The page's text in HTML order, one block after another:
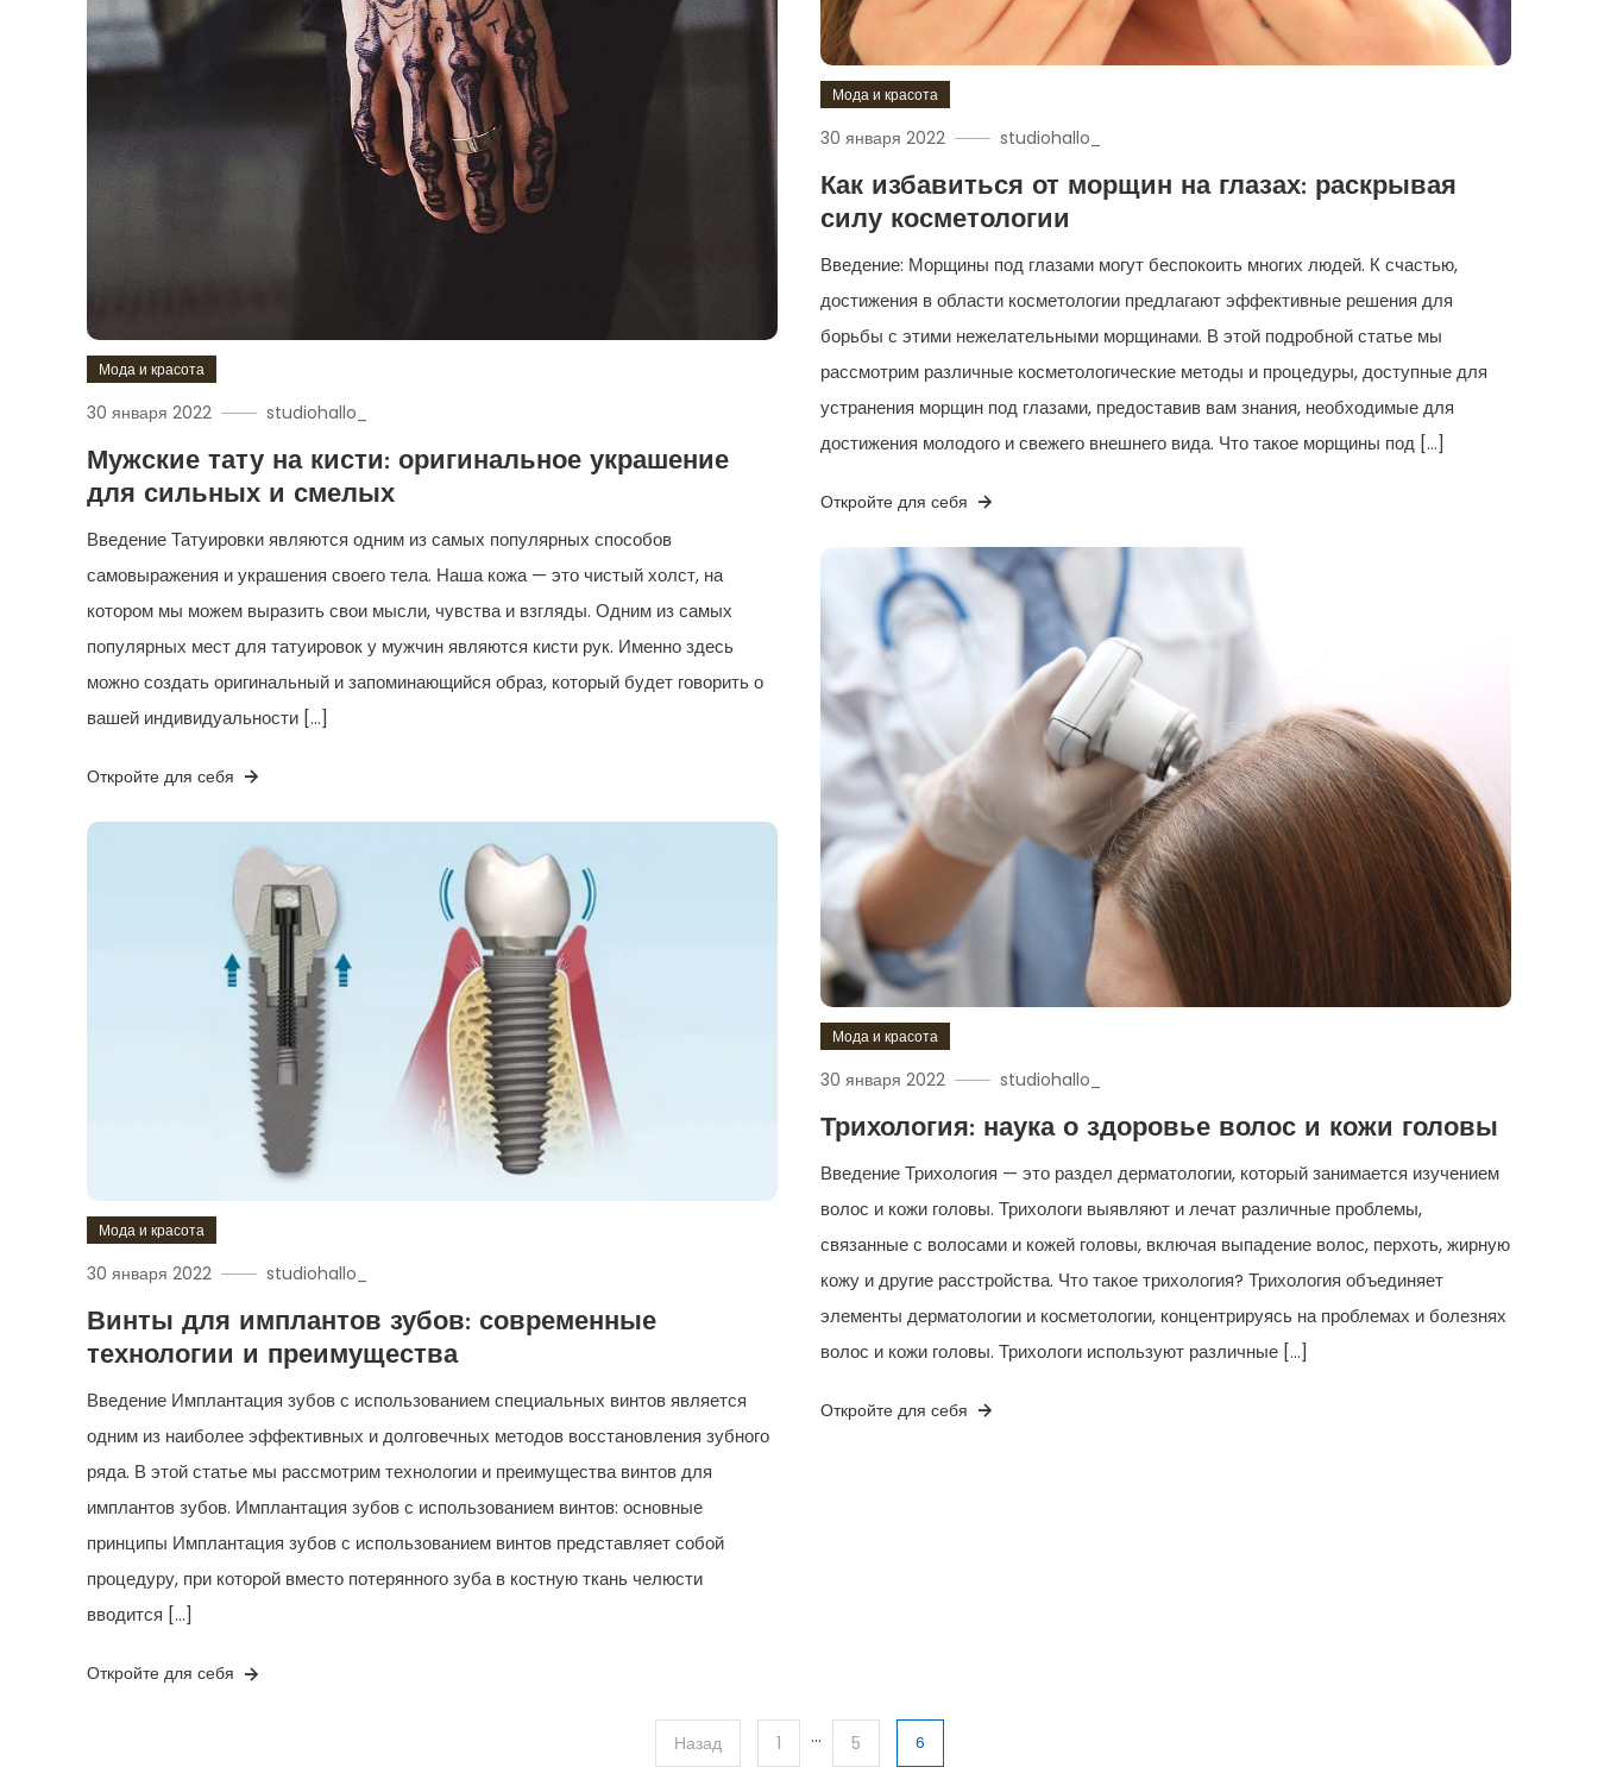
Мода и красота
30 января 2022 studiohallo_
Как избавиться от морщин на глазах: раскрывая
силу косметологии
Введение: Морщины под глазами могут беспокоить многих людей. К счастью,
достижения в области косметологии предлагают эффективные решения для
борьбы с этими нежелательными морщинами. В этой подробной статье мы
рассмотрим различные косметологические методы и процедуры, доступные для
устранения морщин под глазами, предоставив вам знания, необходимые для
достижения молодого и свежего внешнего вида. Что такое морщины под […]
Откройте для себя
Мода и красота
30 января 2022 studiohallo_
Мужские тату на кисти: оригинальное украшение
для сильных и смелых
Введение Татуировки являются одним из самых популярных способов
самовыражения и украшения своего тела. Наша кожа — это чистый холст, на
котором мы можем выразить свои мысли, чувства и взгляды. Одним из самых
популярных мест для татуировок у мужчин являются кисти рук. Именно здесь
можно создать оригинальный и запоминающийся образ, который будет говорить о
вашей индивидуальности […]
Откройте для себя
Мода и красота
30 января 2022 studiohallo_
Трихология: наука о здоровье волос и кожи головы
Введение Трихология — это раздел дерматологии, который занимается изучением
волос и кожи головы. Трихологи выявляют и лечат различные проблемы,
связанные с волосами и кожей головы, включая выпадение волос, перхоть, жирную
кожу и другие расстройства. Что такое трихология? Трихология объединяет
элементы дерматологии и косметологии, концентрируясь на проблемах и болезнях
волос и кожи головы. Трихологи используют различные […]
Откройте для себя
Мода и красота
30 января 2022 studiohallo_
Винты для имплантов зубов: современные
технологии и преимущества
Введение Имплантация зубов с использованием специальных винтов является
одним из наиболее эффективных и долговечных методов восстановления зубного
ряда. В этой статье мы рассмотрим технологии и преимущества винтов для
имплантов зубов. Имплантация зубов с использованием винтов: основные
принципы Имплантация зубов с использованием винтов представляет собой
процедуру, при которой вместо потерянного зуба в костную ткань челюсти
вводится […]
Откройте для себя
Назад 1 … 5 6